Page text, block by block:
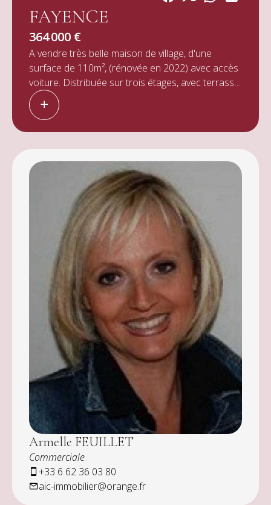
FAYENCE
364 000 €
A vendre très belle maison de village, d'une
surface de 110m², (rénovée en 2022) avec accès
voiture. Distribuée sur trois étages, avec terrasse.
Elle comprend une cuisine "équipée avec coin
repas, salon/séjour, 3 chambres, dont une suite
murs en pierre accès par l'extérieur. Beaucoup
de charme et d'élégance.
Armelle FEUILLET
Commerciale
+33 6 62 36 03 80
aic-immobilier@orange.fr